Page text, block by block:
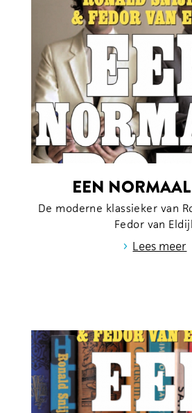
EEN
De moderne klassieker van
Fedor van
› Lees meer